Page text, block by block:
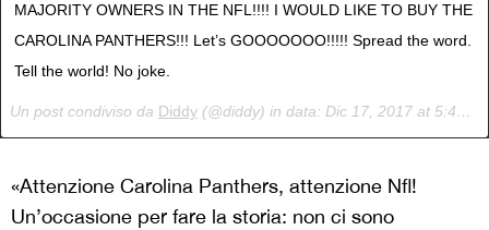
MAJORITY OWNERS IN THE NFL!!!! I WOULD LIKE TO BUY THE
CAROLINA PANTHERS!!! Let’s GOOOOOOO!!!!! Spread the word.
Tell the world! No joke.
Un post condiviso da Diddy (@diddy) in data: Dic 17, 2017 at 5:47 PST
«Attenzione Carolina Panthers, attenzione Nfl!
Un’occasione per fare la storia: non ci sono